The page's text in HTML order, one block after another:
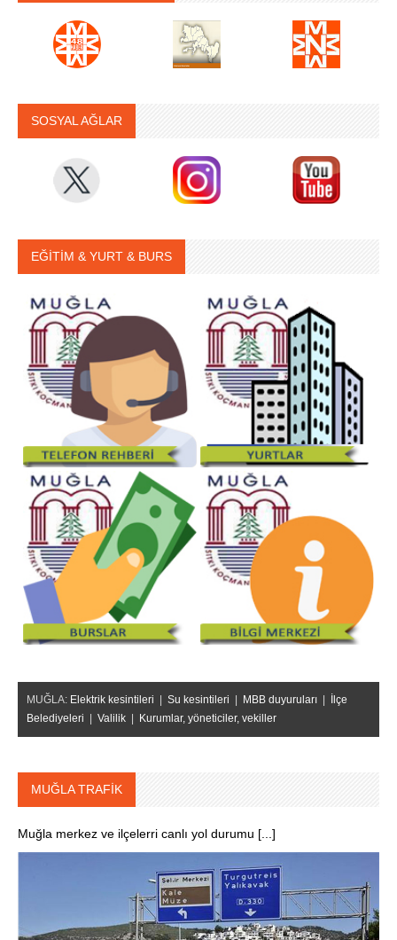
SOSYAL AĞLAR
EĞİTİM & YURT & BURS
MUĞLA: Elektrik kesintileri Su kesintileri MBB duyuruları
İlçe
Belediyeleri
Valilik Kurumlar, yöneticiler, vekiller
MUĞLA TRAFİK
Muğla merkez ve ilçelerri canlı yol durumu [...]